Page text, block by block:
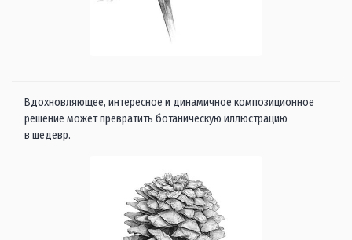
Вдохновляющее, интересное и динамичное композиционное
решение может превратить ботаническую иллюстрацию
в шедевр.